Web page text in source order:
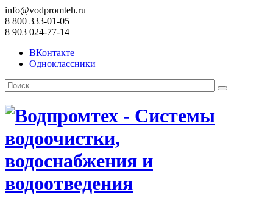
info@vodpromteh.ru
8 800 333-01-05
8 903 024-77-14
ВКонтакте
Одноклассники